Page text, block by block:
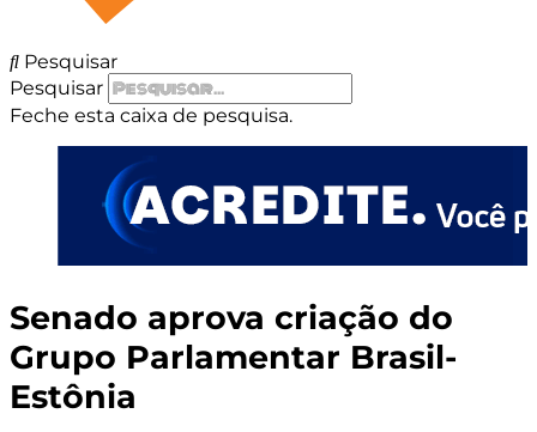
Pesquisar
Pesquisar
Feche esta caixa de pesquisa.
Senado aprova criação do
Grupo Parlamentar Brasil-
Estônia